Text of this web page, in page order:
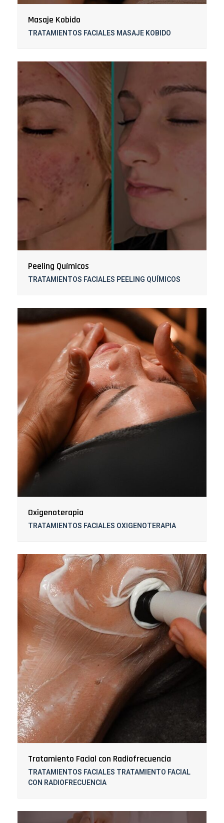
Masaje Kobido
TRATAMIENTOS FACIALES MASAJE KOBIDO
Peeling Químicos
TRATAMIENTOS FACIALES PEELING QUÍMICOS
Oxigenoterapia
TRATAMIENTOS FACIALES OXIGENOTERAPIA
Tratamiento Facial con Radiofrecuencia
TRATAMIENTOS FACIALES TRATAMIENTO FACIAL
CON RADIOFRECUENCIA